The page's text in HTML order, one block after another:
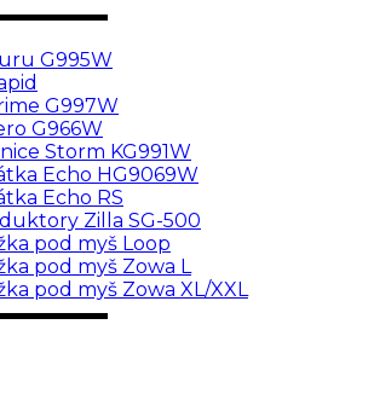
G995W
G997W
G966W
Storm KG991W
Echo HG9069W
Echo RS
Zilla SG-500
pod myš Loop
pod myš Zowa L
pod myš Zowa XL/XXL